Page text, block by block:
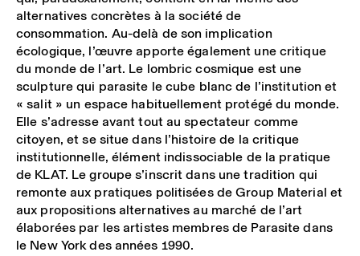
alternatives concrètes à la société de
consommation. Au-delà de son implication
écologique, l’œuvre apporte également une critique
du monde de l’art. Le lombric cosmique est une
sculpture qui parasite le cube blanc de l’institution et
« salit » un espace habituellement protégé du monde.
Elle s’adresse avant tout au spectateur comme
citoyen, et se situe dans l’histoire de la critique
institutionnelle, élément indissociable de la pratique
de KLAT. Le groupe s’inscrit dans une tradition qui
remonte aux pratiques politisées de Group Material et
aux propositions alternatives au marché de l’art
élaborées par les artistes membres de Parasite dans
le New York des années 1990.